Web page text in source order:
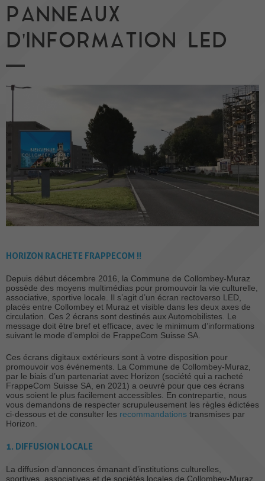
PANNEAUX
D'INFORMATION LED
HORIZON RACHETE FRAPPECOM !!
Depuis début décembre 2016, la Commune de Collombey-Muraz
possède des moyens multimédias pour promouvoir la vie culturelle,
associative, sportive locale. Il s’agit d’un écran rectoverso LED,
placés entre Collombey et Muraz et visible dans les deux axes de
circulation. Ces 2 écrans sont destinés aux Automobilistes. Le
message doit être bref et efficace, avec le minimum d’informations
suivant le mode d’emploi de FrappeCom Suisse SA.
Ces écrans digitaux extérieurs sont à votre disposition pour
promouvoir vos événements. La Commune de Collombey-Muraz,
par le biais d’un partenariat avec Horizon (société qui a racheté
FrappeCom Suisse SA, en 2021) a oeuvré pour que ces écrans
vous soient le plus facilement accessibles. En contrepartie, nous
vous demandons de respecter scrupuleusement les règles édictées
ci-dessous et de consulter les recommandations transmises par
Horizon.
1. DIFFUSION LOCALE
La diffusion d’annonces émanant d’institutions culturelles,
sportives, associatives et de sociétés locales de Collombey-Muraz